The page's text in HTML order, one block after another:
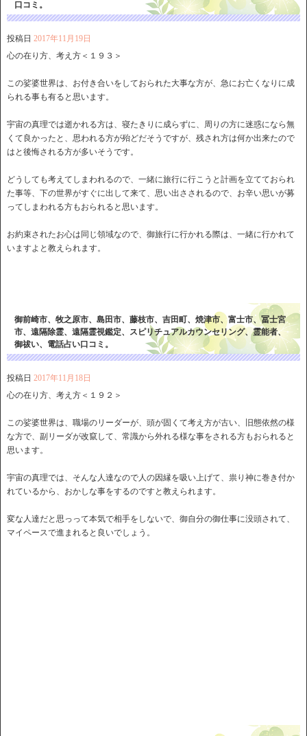
口コミ。
投稿日 2017年11月19日
心の在り方、考え方＜１９３＞
この娑婆世界は、お付き合いをしておられた大事な方が、急にお亡くなりに成
られる事も有ると思います。
宇宙の真理では逝かれる方は、寝たきりに成らずに、周りの方に迷惑になら無
くて良かったと、思われる方が殆どだそうですが、残され方は何か出来たので
はと後悔される方が多いそうです。
どうしても考えてしまわれるので、一緒に旅行に行こうと計画を立てておられ
た事等、下の世界がすぐに出して来て、思い出さされるので、お辛い思いが募
ってしまわれる方もおられると思います。
お約束されたお心は同じ領域なので、御旅行に行かれる際は、一緒に行かれて
いますよと教えられます。
御前崎市、牧之原市、島田市、藤枝市、吉田町、焼津市、富士市、冨士宮
市、遠隔除霊、遠隔霊視鑑定、スピリチュアルカウンセリング、霊能者、
御祓い、電話占い口コミ。
投稿日 2017年11月18日
心の在り方、考え方＜１９２＞
この娑婆世界は、職場のリーダーが、頭が固くて考え方が古い、旧態依然の様
な方で、副リーダが改竄して、常識から外れる様な事をされる方もおられると
思います。
宇宙の真理では、そんな人達なので人の因縁を吸い上げて、祟り神に巻き付か
れているから、おかしな事をするのですと教えられます。
変な人達だと思っって本気で相手をしないで、御自分の御仕事に没頭されて、
マイペースで進まれると良いでしょう。